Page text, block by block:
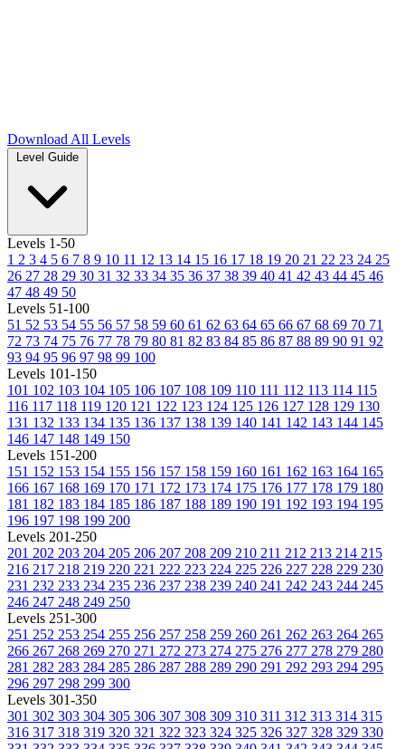
Download All Levels
Level Guide
Levels 1-50
1 2 3 4 5 6 7 8 9 10 11 12 13 14 15 16 17 18 19 20 21 22 23 24 25
26 27 28 29 30 31 32 33 34 35 36 37 38 39 40 41 42 43 44 45 46
47 48 49 50
Levels 51-100
51 52 53 54 55 56 57 58 59 60 61 62 63 64 65 66 67 68 69 70 71
72 73 74 75 76 77 78 79 80 81 82 83 84 85 86 87 88 89 90 91 92
93 94 95 96 97 98 99 100
Levels 101-150
101 102 103 104 105 106 107 108 109 110 111 112 113 114 115
116 117 118 119 120 121 122 123 124 125 126 127 128 129 130
131 132 133 134 135 136 137 138 139 140 141 142 143 144 145
146 147 148 149 150
Levels 151-200
151 152 153 154 155 156 157 158 159 160 161 162 163 164 165
166 167 168 169 170 171 172 173 174 175 176 177 178 179 180
181 182 183 184 185 186 187 188 189 190 191 192 193 194 195
196 197 198 199 200
Levels 201-250
201 202 203 204 205 206 207 208 209 210 211 212 213 214 215
216 217 218 219 220 221 222 223 224 225 226 227 228 229 230
231 232 233 234 235 236 237 238 239 240 241 242 243 244 245
246 247 248 249 250
Levels 251-300
251 252 253 254 255 256 257 258 259 260 261 262 263 264 265
266 267 268 269 270 271 272 273 274 275 276 277 278 279 280
281 282 283 284 285 286 287 288 289 290 291 292 293 294 295
296 297 298 299 300
Levels 301-350
301 302 303 304 305 306 307 308 309 310 311 312 313 314 315
316 317 318 319 320 321 322 323 324 325 326 327 328 329 330